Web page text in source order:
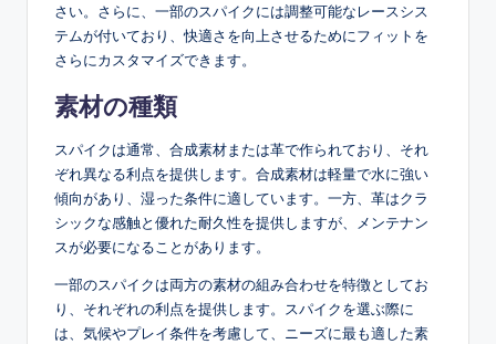
さい。さらに、一部のスパイクには調整可能なレースシス
テムが付いており、快適さを向上させるためにフィットを
さらにカスタマイズできます。
素材の種類
スパイクは通常、合成素材または革で作られており、それ
ぞれ異なる利点を提供します。合成素材は軽量で水に強い
傾向があり、湿った条件に適しています。一方、革はクラ
シックな感触と優れた耐久性を提供しますが、メンテナン
スが必要になることがあります。
一部のスパイクは両方の素材の組み合わせを特徴としてお
り、それぞれの利点を提供します。スパイクを選ぶ際に
は、気候やプレイ条件を考慮して、ニーズに最も適した素